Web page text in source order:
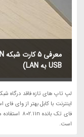
USB به LAN)
اینترنت با کابل بهتر از وای
است.